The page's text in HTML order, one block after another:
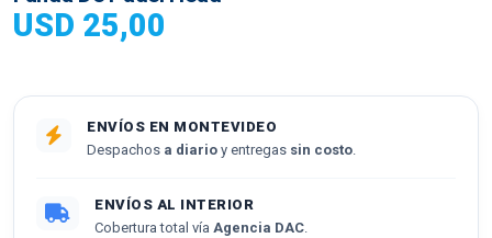
USD 25,00
ENVÍOS EN MONTEVIDEO
Despachos a diario y entregas sin costo.
ENVÍOS AL INTERIOR
Cobertura total vía Agencia DAC.